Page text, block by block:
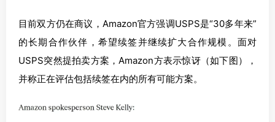
目前双方仍在商议，Amazon官方强调USPS是“30多年来”
的长期合作伙伴，希望续签并继续扩大合作规模。面对
USPS突然提拍卖方案，Amazon方表示惊讶（如下图），
并称正在评估包括续签在内的所有可能方案。